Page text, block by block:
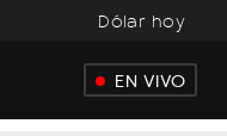
Dólar hoy
EN VIVO